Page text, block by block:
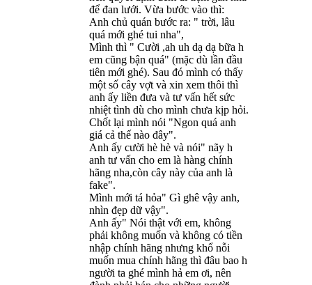
để đan lưới. Vừa bước vào thì:
Anh chủ quán bước ra: " trời, lâu
quá mới ghé tui nha",
Mình thì " Cười ,ah uh dạ dạ bữa h
em cũng bận quá" (mặc dù lần đầu
tiên mới ghé). Sau đó mình có thấy
một số cây vợt và xin xem thôi thì
anh ấy liền đưa và tư vấn hết sức
nhiệt tình dù cho mình chưa kịp hỏi.
Chốt lại mình nói "Ngon quá anh
giá cả thế nào đây".
Anh ấy cười hè hè và nói" nãy h
anh tư vấn cho em là hàng chính
hãng nha,còn cây này của anh là
fake".
Mình mới tá hỏa" Gì ghê vậy anh,
nhìn đẹp dữ vậy".
Anh ấy" Nói thật với em, không
phải không muốn và không có tiền
nhập chính hãng nhưng khổ nỗi
muốn mua chính hãng thì đâu bao h
người ta ghé mình hả em ơi, nên